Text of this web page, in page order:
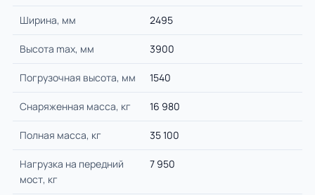
Ширина, мм 2495
Высота max, мм 3900
Погрузочная высота, мм 1540
Снаряженная масса, кг 16 980
Полная масса, кг 35 100
Нагрузка на передний
мост, кг
7 950